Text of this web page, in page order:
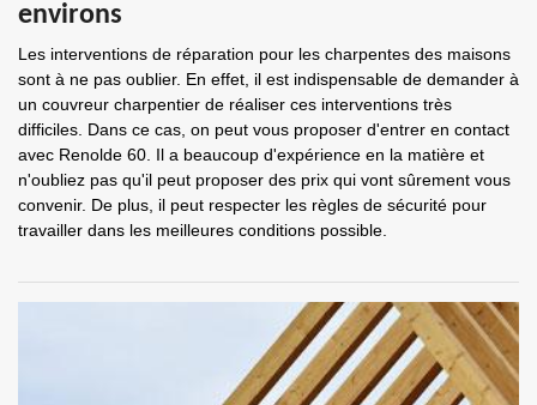
environs
Les interventions de réparation pour les charpentes des maisons
sont à ne pas oublier. En effet, il est indispensable de demander à
un couvreur charpentier de réaliser ces interventions très
difficiles. Dans ce cas, on peut vous proposer d'entrer en contact
avec Renolde 60. Il a beaucoup d'expérience en la matière et
n'oubliez pas qu'il peut proposer des prix qui vont sûrement vous
convenir. De plus, il peut respecter les règles de sécurité pour
travailler dans les meilleures conditions possible.